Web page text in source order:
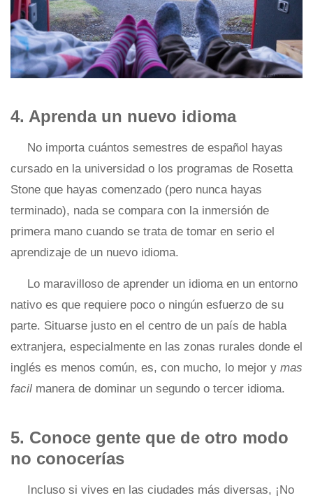
4. Aprenda un nuevo idioma
No importa cuántos semestres de español hayas
cursado en la universidad o los programas de Rosetta
Stone que hayas comenzado (pero nunca hayas
terminado), nada se compara con la inmersión de
primera mano cuando se trata de tomar en serio el
aprendizaje de un nuevo idioma.
Lo maravilloso de aprender un idioma en un entorno
nativo es que requiere poco o ningún esfuerzo de su
parte. Situarse justo en el centro de un país de habla
extranjera, especialmente en las zonas rurales donde el
inglés es menos común, es, con mucho, lo mejor y mas
facil manera de dominar un segundo o tercer idioma.
5. Conoce gente que de otro modo
no conocerías
Incluso si vives en las ciudades más diversas, ¡No